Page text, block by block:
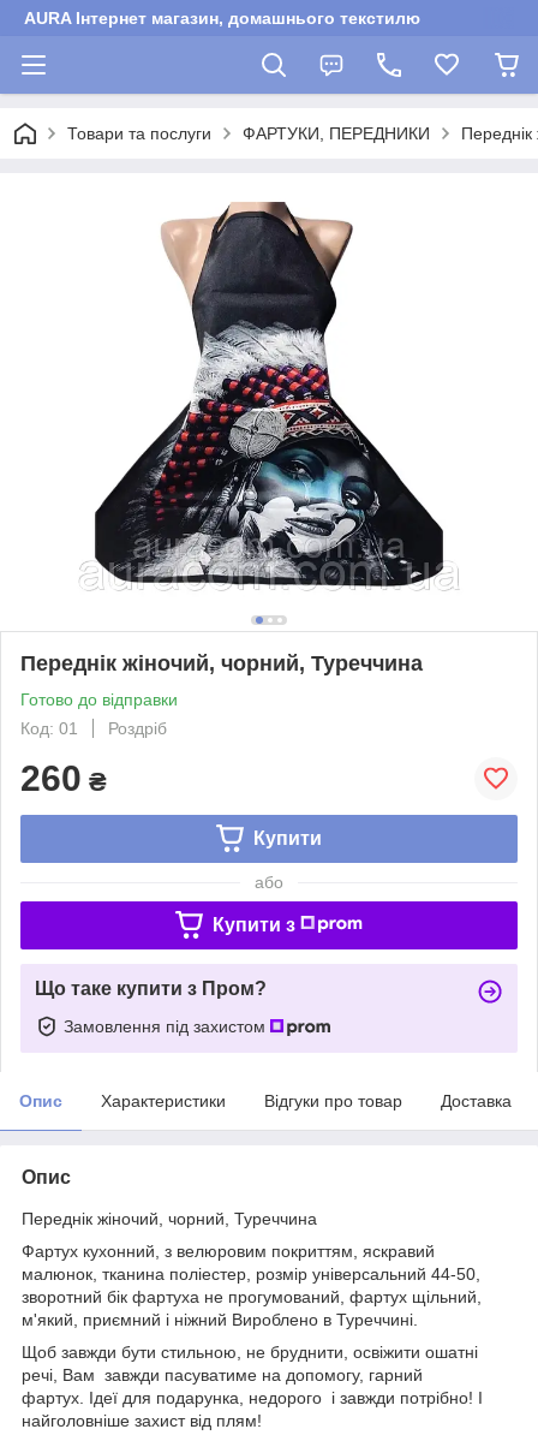
AURA Інтернет магазин, домашнього текстилю
Товари та послуги ФАРТУКИ, ПЕРЕДНИКИ
Переднік жіночий, чорний, Туреччина
Готово до відправки
Код: 01
Роздріб
260 ₴
Купити
або
Купити з
Що таке купити з Пром?
Замовлення під захистом
Опис Характеристики Відгуки про товар Доставка
Опис
Переднік жіночий, чорний, Туреччина
Фартух кухонний, з велюровим покриттям, яскравий
малюнок, тканина поліестер, розмір універсальний 44-50,
зворотний бік фартуха не прогумований, фартух щільний,
м'який, приємний і ніжний Вироблено в Туреччині.
Щоб завжди бути стильною, не бруднити, освіжити ошатні
речі, Вам завжди пасуватиме на допомогу, гарний
фартух. Ідеї для подарунка, недорого і завжди потрібно! І
найголовніше захист від плям!